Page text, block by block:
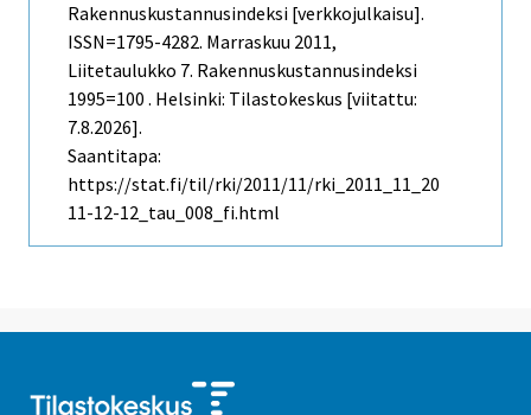
Rakennuskustannusindeksi [verkkojulkaisu].
ISSN=1795-4282. Marraskuu 2011,
Liitetaulukko 7. Rakennuskustannusindeksi
1995=100 . Helsinki: Tilastokeskus [viitattu:
7.8.2026].
Saantitapa:
https://stat.fi/til/rki/2011/11/rki_2011_11_20
11-12-12_tau_008_fi.html